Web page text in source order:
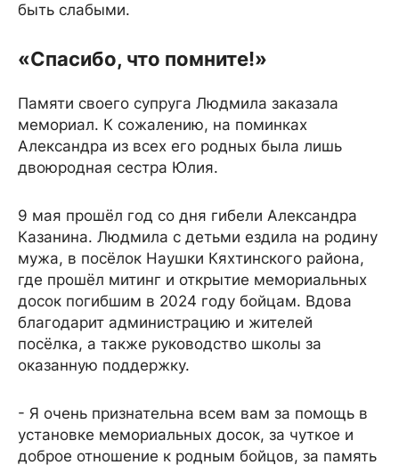
быть слабыми.
«Спасибо, что помните!»
Памяти своего супруга Людмила заказала
мемориал. К сожалению, на поминках
Александра из всех его родных была лишь
двоюродная сестра Юлия.
9 мая прошёл год со дня гибели Александра
Казанина. Людмила с детьми ездила на родину
мужа, в посёлок Наушки Кяхтинского района,
где прошёл митинг и открытие мемориальных
досок погибшим в 2024 году бойцам. Вдова
благодарит администрацию и жителей
посёлка, а также руководство школы за
оказанную поддержку.
- Я очень признательна всем вам за помощь в
установке мемориальных досок, за чуткое и
доброе отношение к родным бойцов, за память